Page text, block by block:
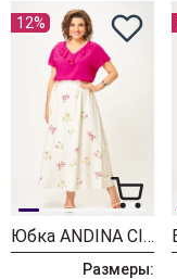
12%
Юбка ANDINA CITY 1016-25 песочно-серый
Размеры: